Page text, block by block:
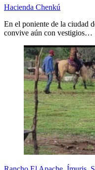
Hacienda Chenkú
En el poniente de la ciudad
convive aún con vestigios…